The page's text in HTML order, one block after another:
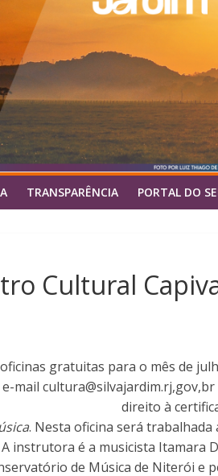
TRANSPARÊNCIA PORTAL DO
Cultural
gratuitas para o mês de
mail
direito à
. Nesta oficina será trabalhada
instrutora é a musicista Itamara
de Música de Niterói e